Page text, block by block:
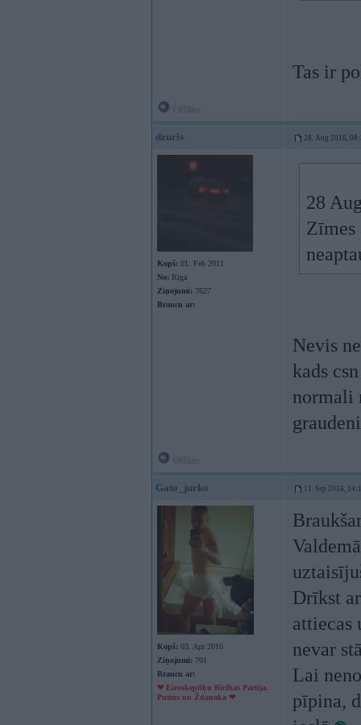
Tas ir
dzuris 28. Aug 2016,
Kopš: 01. Feb 2011
No: Rīga
Ziņojumi: 7627
Braucu ar:
28
Zīmes
Nevis
kads
normali
graudeni
Gato_jurko 11. Sep 2016,
Kopš: 03. Apr 2016
Ziņojumi: 701
Braucu ar:
❤ Eiroskeptiķu Rīcības Partija,
Putins un Ždanoka ❤
Drīkst
attiecas
nevar
Lai
pīpina,